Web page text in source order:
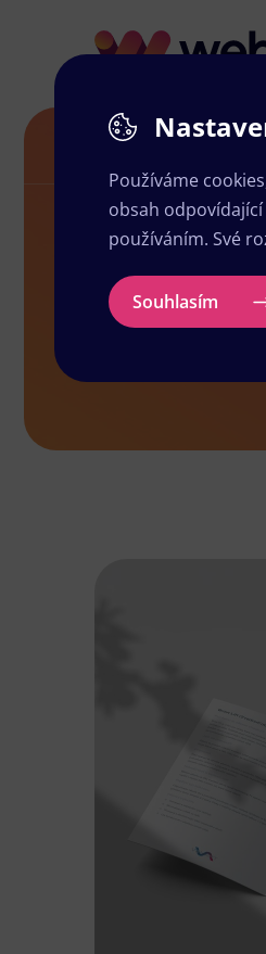
Návrh
Používáme
obsah
používáním. Své
Souhlasím